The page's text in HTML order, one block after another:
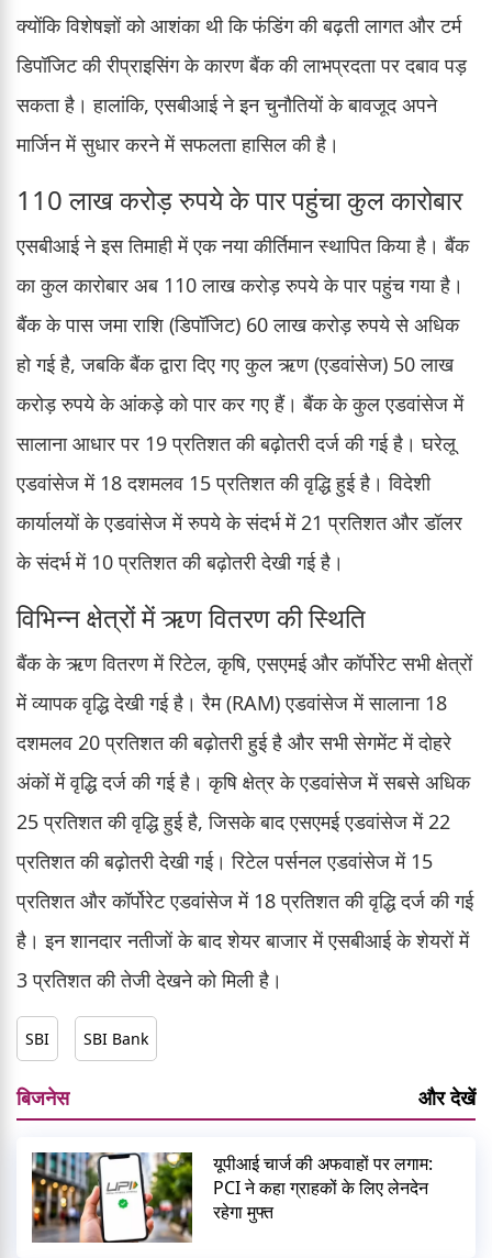
क्योंकि विशेषज्ञों को आशंका थी कि फंडिंग की बढ़ती लागत और टर्म
डिपॉजिट की रीप्राइसिंग के कारण बैंक की लाभप्रदता पर दबाव पड़
सकता है। हालांकि, एसबीआई ने इन चुनौतियों के बावजूद अपने
मार्जिन में सुधार करने में सफलता हासिल की है।
110 लाख करोड़ रुपये के पार पहुंचा कुल कारोबार
एसबीआई ने इस तिमाही में एक नया कीर्तिमान स्थापित किया है। बैंक
का कुल कारोबार अब 110 लाख करोड़ रुपये के पार पहुंच गया है।
बैंक के पास जमा राशि (डिपॉजिट) 60 लाख करोड़ रुपये से अधिक
हो गई है, जबकि बैंक द्वारा दिए गए कुल ऋण (एडवांसेज) 50 लाख
करोड़ रुपये के आंकड़े को पार कर गए हैं। बैंक के कुल एडवांसेज में
सालाना आधार पर 19 प्रतिशत की बढ़ोतरी दर्ज की गई है। घरेलू
एडवांसेज में 18 दशमलव 15 प्रतिशत की वृद्धि हुई है। विदेशी
कार्यालयों के एडवांसेज में रुपये के संदर्भ में 21 प्रतिशत और डॉलर
के संदर्भ में 10 प्रतिशत की बढ़ोतरी देखी गई है।
विभिन्न क्षेत्रों में ऋण वितरण की स्थिति
बैंक के ऋण वितरण में रिटेल, कृषि, एसएमई और कॉर्पोरेट सभी क्षेत्रों
में व्यापक वृद्धि देखी गई है। रैम (RAM) एडवांसेज में सालाना 18
दशमलव 20 प्रतिशत की बढ़ोतरी हुई है और सभी सेगमेंट में दोहरे
अंकों में वृद्धि दर्ज की गई है। कृषि क्षेत्र के एडवांसेज में सबसे अधिक
25 प्रतिशत की वृद्धि हुई है, जिसके बाद एसएमई एडवांसेज में 22
प्रतिशत की बढ़ोतरी देखी गई। रिटेल पर्सनल एडवांसेज में 15
प्रतिशत और कॉर्पोरेट एडवांसेज में 18 प्रतिशत की वृद्धि दर्ज की गई
है। इन शानदार नतीजों के बाद शेयर बाजार में एसबीआई के शेयरों में
3 प्रतिशत की तेजी देखने को मिली है।
SBI SBI Bank
बिजनेस और देखें
यूपीआई चार्ज की अफवाहों पर लगाम:
PCI ने कहा ग्राहकों के लिए लेनदेन
रहेगा मुफ्त